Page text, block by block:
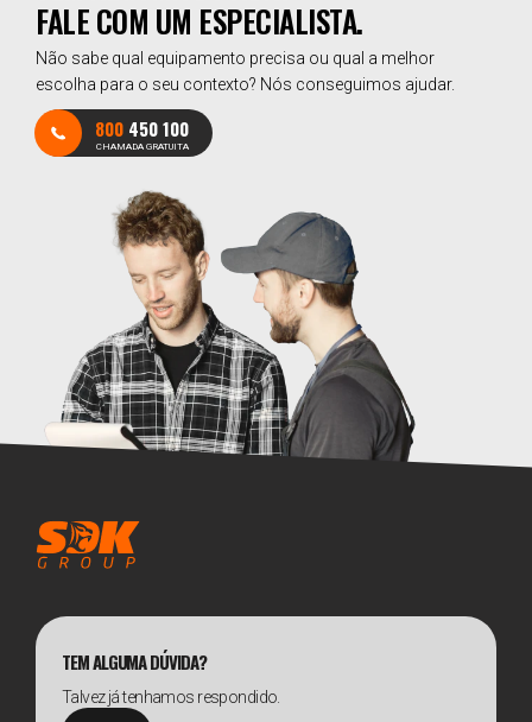
FALE COM UM ESPECIALISTA.
Não sabe qual equipamento precisa ou qual a melhor
escolha para o seu contexto? Nós conseguimos ajudar.
800 450 100
CHAMADA GRATUITA
TEM ALGUMA DÚVIDA?
Talvez já tenhamos respondido.